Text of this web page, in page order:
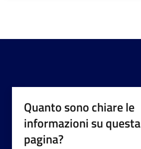
Quanto sono chiare le
informazioni su questa
pagina?